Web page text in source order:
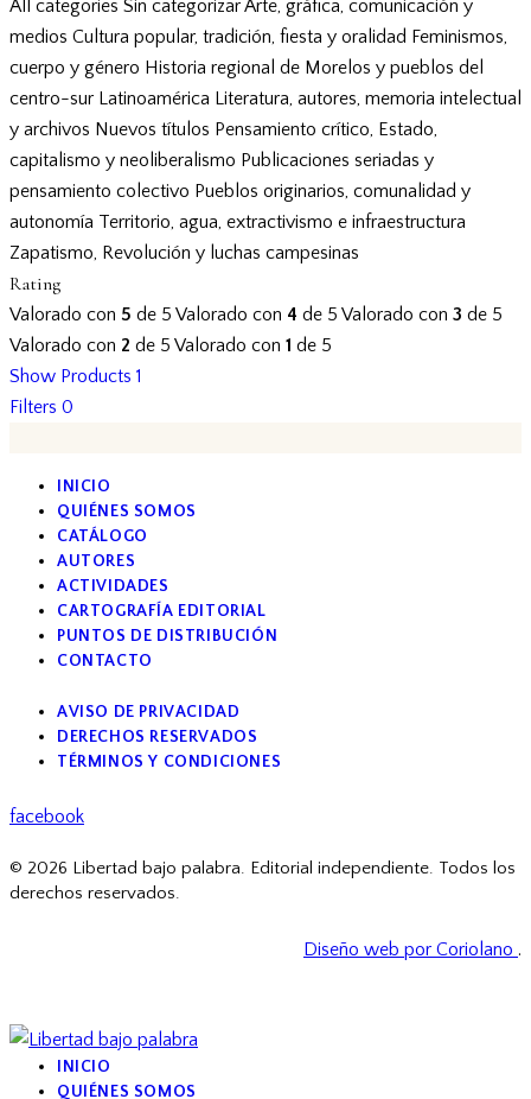
All categories Sin categorizarArte, gráfica, comunicación y
medios Cultura popular, tradición, fiesta y oralidad Feminismos,
cuerpo y género Historia regional de Morelos y pueblos del
centro-sur Latinoamérica Literatura, autores, memoria intelectual
y archivos Nuevos títulos Pensamiento crítico, Estado,
capitalismo y neoliberalismo Publicaciones seriadas y
pensamiento colectivo Pueblos originarios, comunalidad y
autonomía Territorio, agua, extractivismo e infraestructura
Zapatismo, Revolución y luchas campesinas
Rating
Valorado con 5 de 5 Valorado con 4 de 5 Valorado con 3 de 5
Valorado con 2 de 5 Valorado con 1 de 5
Show Products 1
Filters 0
INICIO
QUIÉNES SOMOS
CATÁLOGO
AUTORES
ACTIVIDADES
CARTOGRAFÍA EDITORIAL
PUNTOS DE DISTRIBUCIÓN
CONTACTO
AVISO DE PRIVACIDAD
DERECHOS RESERVADOS
TÉRMINOS Y CONDICIONES
facebook
© 2026 Libertad bajo palabra. Editorial independiente. Todos los
derechos reservados.
Diseño web por Coriolano .
INICIO
QUIÉNES SOMOS